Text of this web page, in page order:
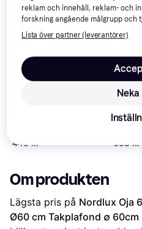
intressera dig. Visa alla
449 kr
Philips
688 kr
Om produkten
Lägsta pris på Nordlux Oja
Ø60 cm Takplafond ∅ 60cm
reklam och innehåll, reklam- och
forskning angående målgrupp och
Lista över partner (leverantörer)
Neka